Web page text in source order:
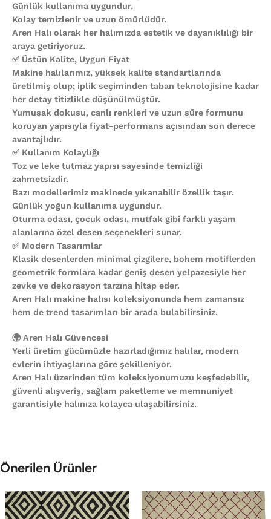
Günlük kullanıma uygundur,
Kolay temizlenir ve uzun ömürlüdür.
Aren Halı olarak her halımızda estetik ve dayanıklılığı bir
araya getiriyoruz.
✅ Üstün Kalite, Uygun Fiyat
Makine halılarımız, yüksek kalite standartlarında
üretilmiş olup; iplik seçiminden taban teknolojisine kadar
her detay titizlikle düşünülmüştür.
Yumuşak dokusu, canlı renkleri ve uzun süre formunu
koruyan yapısıyla fiyat-performans açısından son derece
avantajlıdır.
✅ Kullanım Kolaylığı
Toz ve leke tutmaz yapısı sayesinde temizliği
zahmetsizdir.
Bazı modellerimiz makinede yıkanabilir özellik taşır.
Günlük yoğun kullanıma uygundur.
Oturma odası, çocuk odası, mutfak gibi farklı yaşam
alanlarına özel desen seçenekleri sunar.
✅ Modern Tasarımlar
Klasik desenlerden minimal çizgilere, bohem motiflerden
geometrik formlara kadar geniş desen yelpazesiyle her
zevke ve dekorasyon tarzına hitap eder.
Aren Halı makine halısı koleksiyonunda hem zamansız
hem de trend tasarımları bir arada bulabilirsiniz.
🌍 Aren Halı Güvencesi
Yerli üretim gücümüzle hazırladığımız halılar, modern
evlerin ihtiyaçlarına göre şekilleniyor.
Aren Halı üzerinden tüm koleksiyonumuzu keşfedebilir,
güvenli alışveriş, sağlam paketleme ve memnuniyet
garantisiyle halınıza kolayca ulaşabilirsiniz.
Önerilen Ürünler